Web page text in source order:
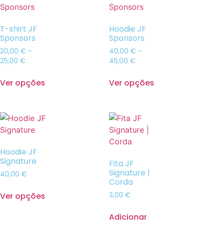
T-shirt JF
Sponsors
20,00 € –
25,00 €
Ver opções
Hoodie JF
Sponsors
40,00 € –
45,00 €
Ver opções
Hoodie JF
Signature
40,00 €
Ver opções
Fita JF
Signature |
Corda
3,00 €
Adicionar